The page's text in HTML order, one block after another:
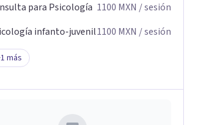
para Psicología 1100 MXN / sesión
infanto-juvenil1100 MXN / sesión
1 más